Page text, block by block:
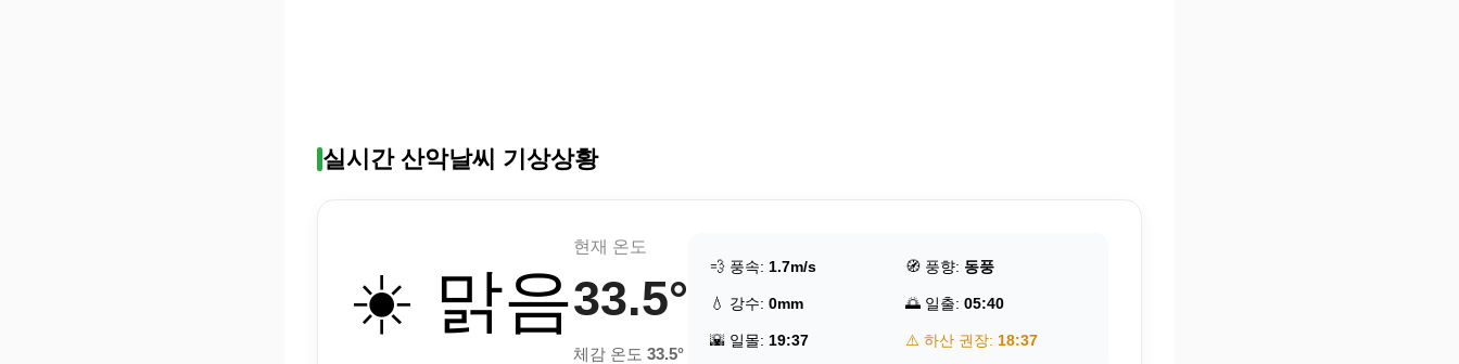
실시간 산악날씨 기상상황
☀️ 맑음
현재 온도
33.5°
체감 온도 33.5°
💨 풍속: 1.7m/s 🧭 풍향: 동풍
💧 강수: 0mm 🌅 일출: 05:40
🌇 일몰: 19:37 ⚠️ 하산 권장: 18:37